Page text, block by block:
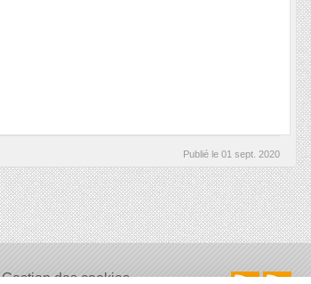
Publié le 01 sept. 2020
Gestion des cookies